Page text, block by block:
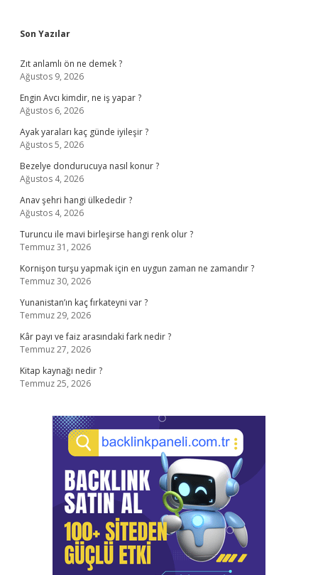
Sidebar
Son Yazılar
Zıt anlamlı ön ne demek ?
Ağustos 9, 2026
Engin Avcı kimdir, ne iş yapar ?
Ağustos 6, 2026
Ayak yaraları kaç günde iyileşir ?
Ağustos 5, 2026
Bezelye dondurucuya nasıl konur ?
Ağustos 4, 2026
Anav şehri hangi ülkededir ?
Ağustos 4, 2026
Turuncu ile mavi birleşirse hangi renk olur ?
Temmuz 31, 2026
Kornişon turşu yapmak için en uygun zaman ne zamandır ?
Temmuz 30, 2026
Yunanistan’ın kaç fırkateyni var ?
Temmuz 29, 2026
Kâr payı ve faiz arasındaki fark nedir ?
Temmuz 27, 2026
Kitap kaynağı nedir ?
Temmuz 25, 2026